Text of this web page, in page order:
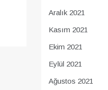
Aralık 2021
Kasım 2021
Ekim 2021
Eylül 2021
Ağustos 2021